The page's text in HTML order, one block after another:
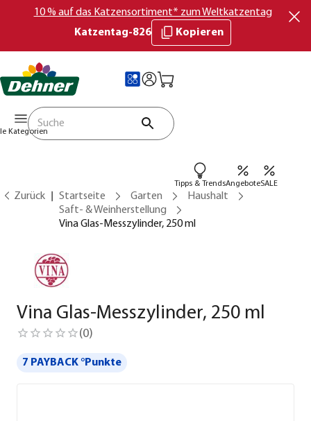
10 % auf das Katzensortiment* zum Weltkatzentag
Katzentag-826
Kopieren
Kategorien
Tipps & TrendsAngeboteSALE
Zurück Startseite Garten
Haushalt
Saft- & Weinherstellung
Vina Glas-Messzylinder, 250 ml
Vina Glas-Messzylinder, 250 ml
(0)
7 PAYBACK °Punkte